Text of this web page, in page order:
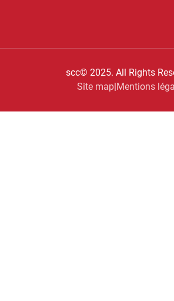
scc© 2025. All Rights
Site map|Mentions